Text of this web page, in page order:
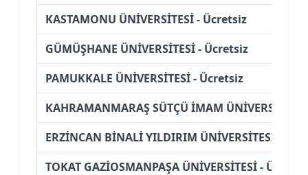
KASTAMONU ÜNİVERSİTESİ - Ücretsiz
GÜMÜŞHANE ÜNİVERSİTESİ - Ücretsiz
PAMUKKALE ÜNİVERSİTESİ - Ücretsiz
KAHRAMANMARAŞ SÜTÇÜ İMAM ÜNİVERSİTESİ
ERZİNCAN BİNALİ YILDIRIM ÜNİVERSİTESİ -
TOKAT GAZİOSMANPAŞA ÜNİVERSİTESİ -